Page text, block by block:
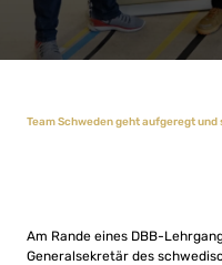
Team Schweden geht aufgeregt und
Am Rande eines DBB-
Generalsekretär des